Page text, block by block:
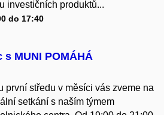
investičních produktů...
do 17:40
s MUNI POMÁHÁ
první středu v měsíci vás zveme na
setkání s naším týmem